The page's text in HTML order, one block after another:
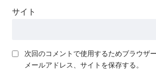
サイト
次回のコメントで使用するためブラウザ
メールアドレス、サイトを保存する。